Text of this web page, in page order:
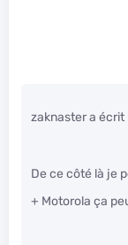
zaknaster a écrit
De ce côté là je
+ Motorola ça